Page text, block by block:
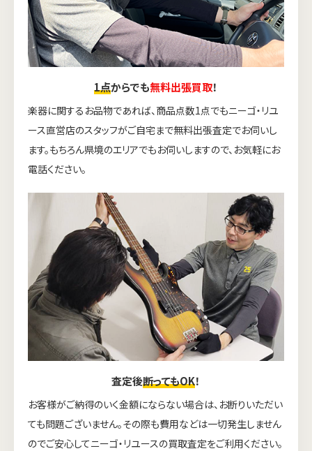
1点からでも無料出張買取！
楽器に関するお品物であれば、商品点数1点でもニーゴ・リユ
ース直営店のスタッフがご自宅まで無料出張査定でお伺いし
ます。もちろん県境のエリアでもお伺いしますので、お気軽にお
電話ください。
査定後断ってもOK！
お客様がご納得のいく金額にならない場合は、お断りいただい
ても問題ございません。その際も費用などは一切発生しません
のでご安心してニーゴ・リユースの買取査定をご利用ください。